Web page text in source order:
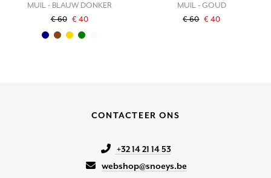
MUIL - BLAUW DONKER
€ 60 € 40
MUIL - GOUD
€ 60 € 40
CONTACTEER ONS
+32 14 21 14 53
webshop@snoeys.be